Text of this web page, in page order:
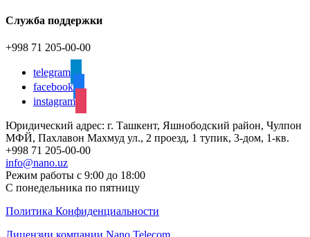
Служба поддержки
+998 71 205-00-00
telegram
facebook
instagram
Юридический адрес: г. Ташкент, Яшнободский район, Чулпон
МФЙ, Пахлавон Махмуд ул., 2 проезд, 1 тупик, 3-дом, 1-кв.
+998 71 205-00-00
info@nano.uz
Режим работы с 9:00 до 18:00
С понедельника по пятницу
Политика Конфиденциальности